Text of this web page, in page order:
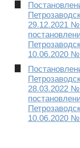
29.12.2021
10.06.2020
28.03.2022
10.06.2020